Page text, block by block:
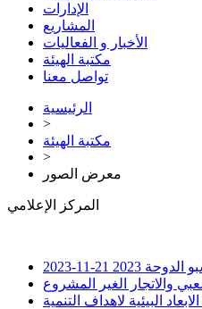
الإدارات
المشاريع
الأخبار و الفعاليات
مكتبة الهيئة
تواصل معنا
الرئيسية
>
مكتبة الهيئة
>
معرض الصور
المركز الإعلامي
الدوحة 2023
21-11-2023
والاتجار الغير المشروع
البيئية لاهداف التنمية